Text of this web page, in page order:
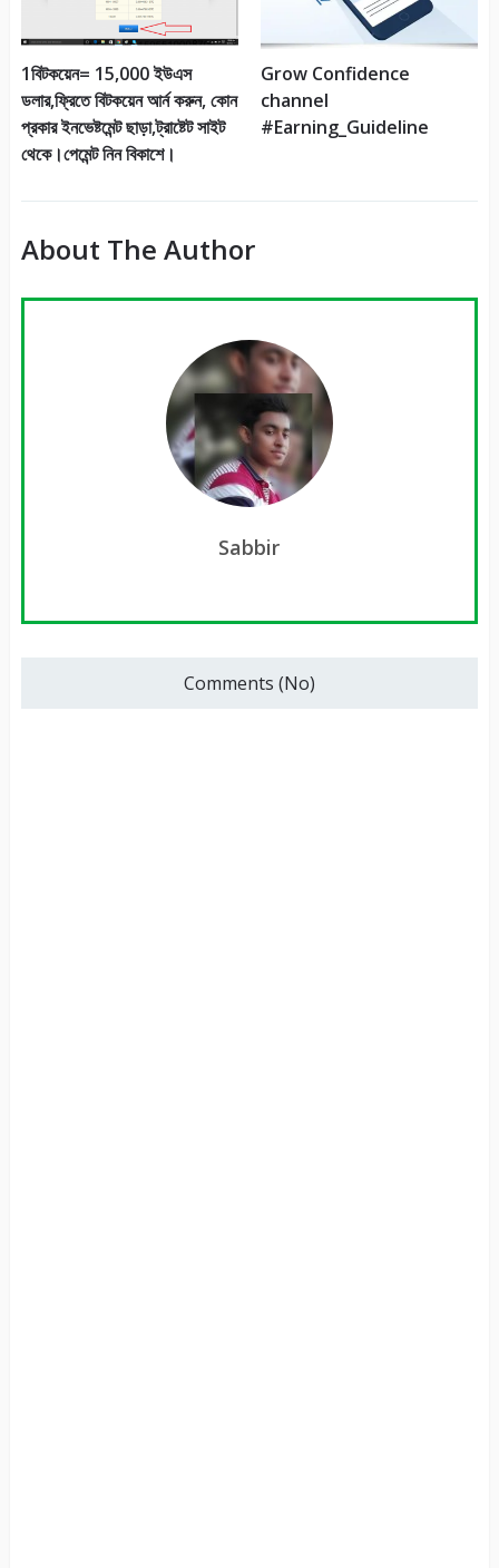
1বিটকয়েন= 15,000 ইউএস
ডলার,ফ্রিতে বিটকয়েন আর্ন করুন, কোন
প্রকার ইনভেষ্টমেন্ট ছাড়া,ট্রাষ্টেট সাইট
থেকে।পেমেন্ট নিন বিকাশে।
Grow Confidence
channel
#Earning_Guideline
About The Author
Sabbir
Comments (No)